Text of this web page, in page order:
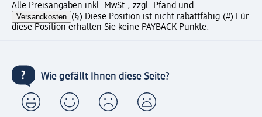
Alle Preisangaben inkl. MwSt., zzgl. Pfand und
Versandkosten (§) Diese Position ist nicht rabattfähig.(#) Für
diese Position erhalten Sie keine PAYBACK Punkte.
Wie gefällt Ihnen diese Seite?